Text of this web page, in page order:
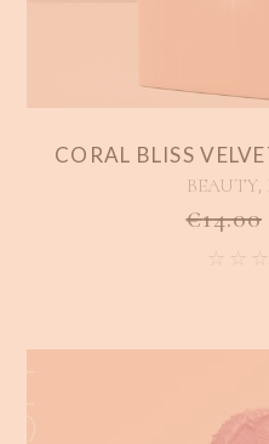
CORAL BLISS
BEAUTY,
€14.00